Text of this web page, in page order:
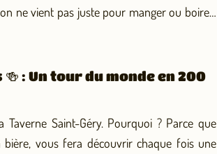
ne vient pas juste pour manger ou boire…
: Un tour du monde en 200
Taverne Saint-Géry. Pourquoi ? Parce que
vous fera découvrir chaque fois une